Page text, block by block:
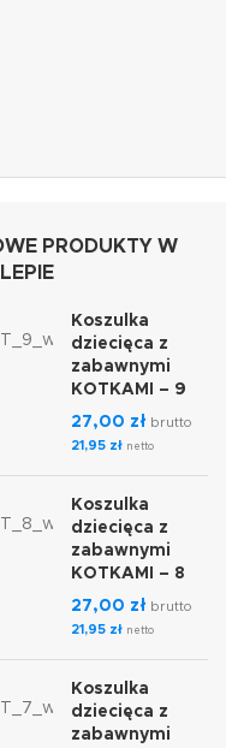
PRODUKTY W
Koszulka
dziecięca z
zabawnymi
KOTKAMI – 9
27,00 zł brutto
21,95 zł netto
Koszulka
dziecięca z
zabawnymi
KOTKAMI – 8
27,00 zł brutto
21,95 zł netto
Koszulka
dziecięca z
zabawnymi